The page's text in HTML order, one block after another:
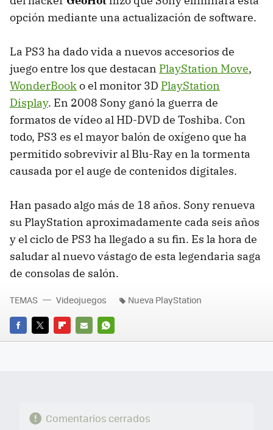
opción mediante una actualización de software.
La PS3 ha dado vida a nuevos accesorios de
juego entre los que destacan PlayStation Move,
WonderBooko el monitor 3D PlayStation
Display. En 2008 Sony ganó la guerra de
formatos de vídeo al HD-DVD de Toshiba. Con
todo, PS3 es el mayor balón de oxígeno que ha
permitido sobrevivir al Blu-Ray en la tormenta
causada por el auge de contenidos digitales.
Han pasado algo más de 18 años. Sony renueva
su PlayStation aproximadamente cada seis años
y el ciclo de PS3 ha llegado a su fin. Es la hora de
saludar al nuevo vástago de esta legendaria saga
de consolas de salón.
FACEBOOK
TWITTERFLIPBOARD
E-
WHATSAPP
TEMAS Videojuegos Nueva PlayStation
Comentarios cerrados